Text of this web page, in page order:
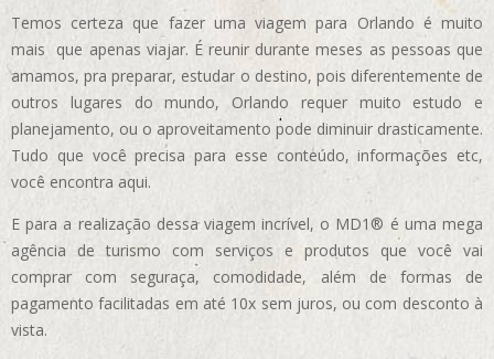
Temos certeza que fazer uma viagem para Orlando é muito
mais que apenas viajar. É reunir durante meses as pessoas que
amamos, pra preparar, estudar o destino, pois diferentemente de
outros lugares do mundo, Orlando requer muito estudo e
planejamento, ou o aproveitamento pode diminuir drasticamente.
Tudo que você precisa para esse conteúdo, informações etc,
você encontra aqui.
E para a realização dessa viagem incrível, o MD1® é uma mega
agência de turismo com serviços e produtos que você vai
comprar com seguraça, comodidade, além de formas de
pagamento facilitadas em até 10x sem juros, ou com desconto à
vista.